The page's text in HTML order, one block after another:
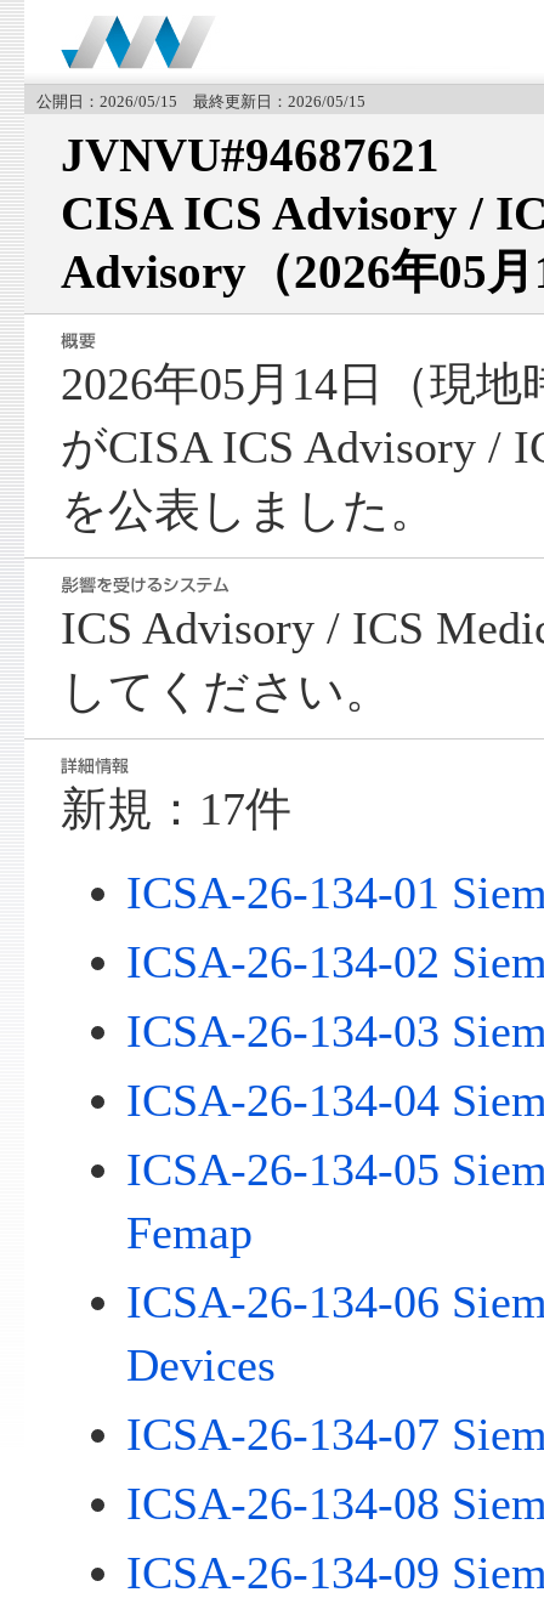
公開日：2026/05/15 最終更新日：2026/05/15
JVNVU#94687621
CISA ICS Advisory /
Advisory（2026年05
2026年05月14日（現
がCISA ICS Advisory /
を公表しました。
ICS Advisory / ICS
してください。
新規：17件
ICSA-26-134-01
ICSA-26-134-02
ICSA-26-134-03
ICSA-26-134-04
ICSA-26-134-05
Femap
ICSA-26-134-06
Devices
ICSA-26-134-07
ICSA-26-134-08
ICSA-26-134-09